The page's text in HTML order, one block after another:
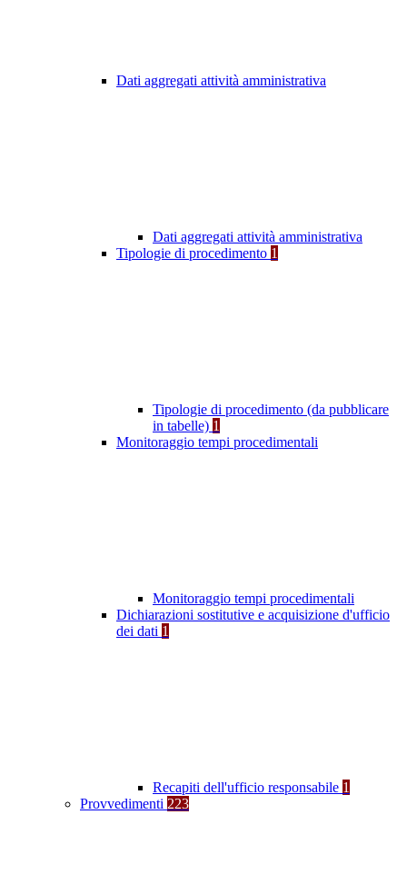
Dati aggregati attività amministrativa
Dati aggregati attività amministrativa
Tipologie di procedimento 1
Tipologie di procedimento (da pubblicare
in tabelle) 1
Monitoraggio tempi procedimentali
Monitoraggio tempi procedimentali
Dichiarazioni sostitutive e acquisizione d'ufficio
dei dati 1
Recapiti dell'ufficio responsabile 1
Provvedimenti 223